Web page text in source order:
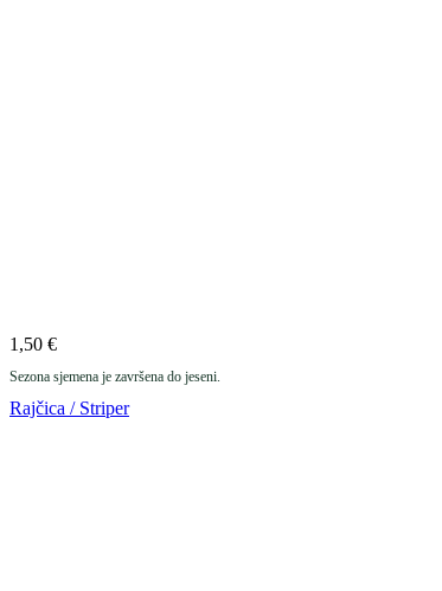
1,50 €
Sezona sjemena je završena do jeseni.
Rajčica / Striper